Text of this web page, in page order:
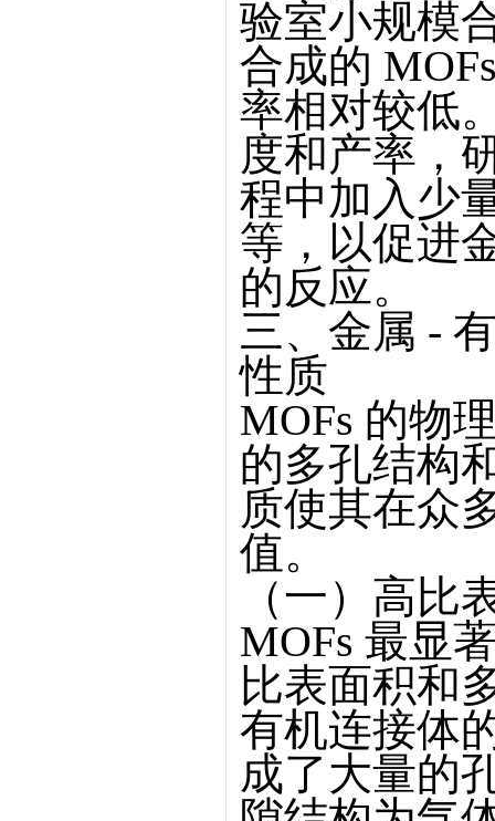
验室小规模
合成的
率相对较低
度和产率，
程中加入少
等，以促进
的反应。
三、金属 -
性质
MOFs 的物
的多孔结构
质使其在众
值。
（一）高比
MOFs 最显
比表面积和
有机连接体
成了大量的